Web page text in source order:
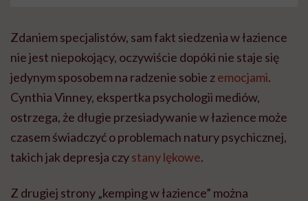
Zdaniem specjalistów, sam fakt siedzenia w łazience
nie jest niepokojący, oczywiście dopóki nie staje się
jedynym sposobem na radzenie sobie zemocjami.
Cynthia Vinney, ekspertka psychologii mediów,
ostrzega, że długie przesiadywanie w łazience może
czasem świadczyć o problemach natury psychicznej,
takich jak depresja czystany lękowe.
Z drugiej strony „kemping w łazience” można